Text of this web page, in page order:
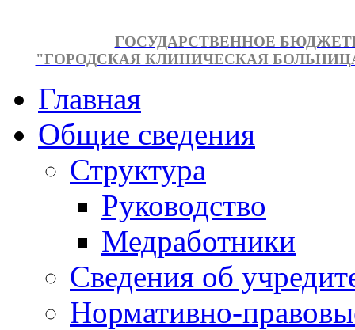
ГОСУДАРСТВЕННОЕ
"ГОРОДСКАЯ КЛИНИЧЕСКАЯ
Главная
Общие сведения
Структура
Руководство
Медработники
Сведения об
Нормативно-